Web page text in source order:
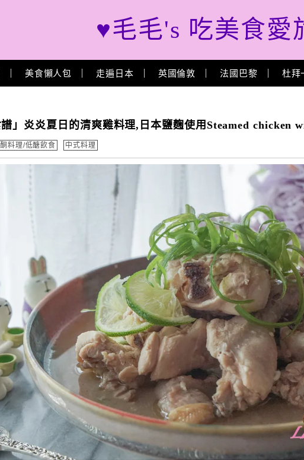
♥毛毛's 吃美食愛
美食懶人包 走遍日本 英國倫敦 法國巴黎 杜拜
譜」炎炎夏日的清爽雞料理,日本鹽麴使用Steamed chicken
料理/低醣飲食 中式料理